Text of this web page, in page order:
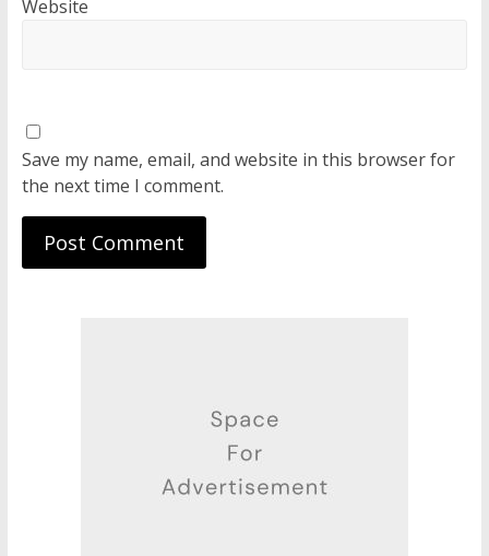
Website
Save my name, email, and website in this browser for
the next time I comment.